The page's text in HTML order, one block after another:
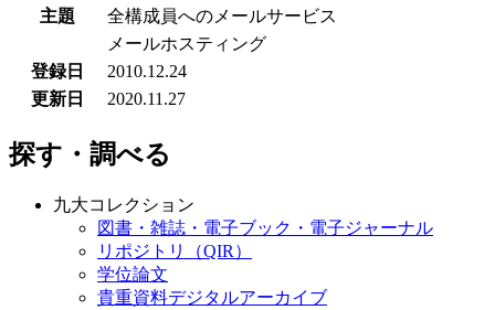
主題
全構成員へのメールサービス
メールホスティング
登録日
2010.12.24
更新日
2020.11.27
探す・調べる
九大コレクション
図書・雑誌・電子ブック・電子ジャーナル
リポジトリ（QIR）
学位論文
貴重資料デジタルアーカイブ